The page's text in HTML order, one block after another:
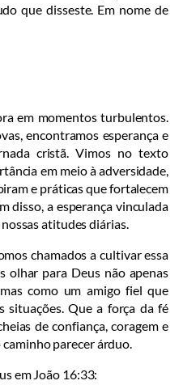
que disseste. Em nome de
em momentos turbulentos.
encontramos esperança e
cristã. Vimos no texto
em meio à adversidade,
e práticas que fortalecem
disso, a esperança vinculada
atitudes diárias.
chamados a cultivar essa
olhar para Deus não apenas
como um amigo fiel que
situações. Que a força da fé
de confiança, coragem e
parecer árduo.
em João 16:33: